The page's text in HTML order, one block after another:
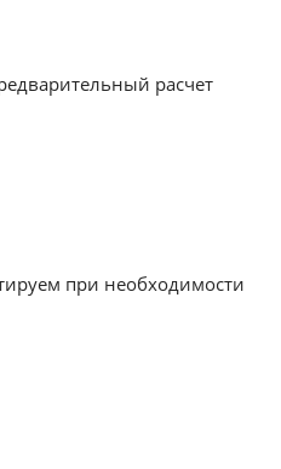
расчет
при необходимости